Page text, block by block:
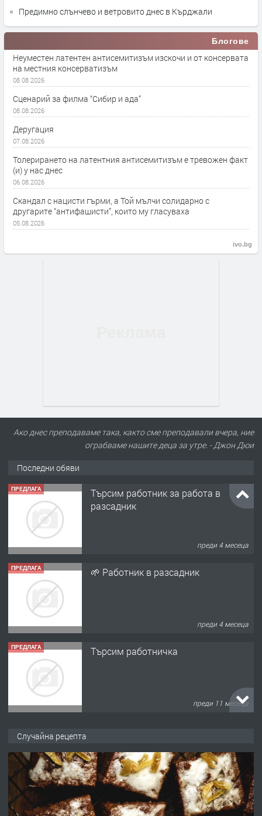
Предимно слънчево и ветровито днес в Кърджали
Блогове
Неуместен латентен антисемитизъм изскочи и от консервата
на местния консерватизъм
08.08.2026
Сценарий за филма “Сибир и ада”
08.08.2026
Деругация
07.08.2026
Толерирането на латентния антисемитизъм е тревожен факт
(и) у нас днес
06.08.2026
Скандал с нацисти гърми, а Той мълчи солидарно с
другарите “антифашисти”, които му гласуваха
05.08.2026
ivo.bg
Ако днес преподаваме така, както сме преподавали вчера, ние
ограбваме нашите деца за утре. - Джон Дюи
Последни обяви
ПРЕДЛАГА
Търсим работник за работа в
разсадник
преди 4 месеца
ПРЕДЛАГА 🌱 Работник в разсадник
преди 4 месеца
ПРЕДЛАГА Търсим работничка
преди 11 месеца
преди 1 година
ПРЕДЛАГА Работа за общи работници
Случайна рецепта